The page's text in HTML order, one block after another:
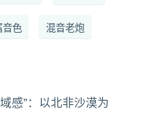
音色 混音老炮
感”：以北非沙漠为